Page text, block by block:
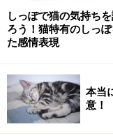
猫が肥満かど
猫の肥満の原因
猫のダイエット
猫の危険なダイ
しっぽで猫の気持ち
ろう！猫特有のしっ
た感情表現
本当
意！